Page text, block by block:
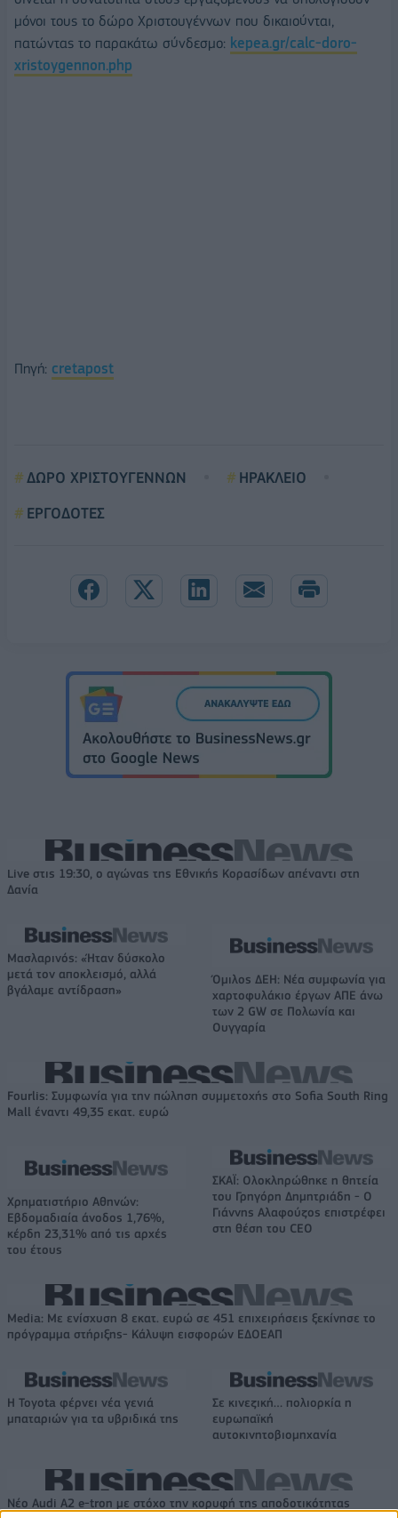
μόνοι τους το δώρο Χριστουγέννων που δικαιούνται,
πατώντας το παρακάτω σύνδεσμο: kepea.gr/calc-doro-
xristoygennon.php
Πηγή: cretapost
ΔΩΡΟ ΧΡΙΣΤΟΥΓΕΝΝΩΝ
ΗΡΑΚΛΕΙΟ
ΕΡΓΟΔΟΤΕΣ
Live στις 19:30, ο αγώνας της Εθνικής Κορασίδων απέναντι στη
Δανία
Μασλαρινός: «Ήταν δύσκολο
μετά τον αποκλεισμό, αλλά
βγάλαμε αντίδραση»
Όμιλος ΔΕΗ: Νέα συμφωνία για
χαρτοφυλάκιο έργων ΑΠΕ άνω
των 2 GW σε Πολωνία και
Ουγγαρία
Fourlis: Συμφωνία για την πώληση συμμετοχής στο Sofia South Ring
Mall έναντι 49,35 εκατ. ευρώ
Χρηματιστήριο Αθηνών:
Εβδομαδιαία άνοδος 1,76%,
κέρδη 23,31% από τις αρχές
του έτους
ΣΚΑΪ: Ολοκληρώθηκε η θητεία
του Γρηγόρη Δημητριάδη - Ο
Γιάννης Αλαφούζος επιστρέφει
στη θέση του CEO
Media: Με ενίσχυση 8 εκατ. ευρώ σε 451 επιχειρήσεις ξεκίνησε το
πρόγραμμα στήριξης- Κάλυψη εισφορών ΕΔΟΕΑΠ
Η Toyota φέρνει νέα γενιά
μπαταριών για τα υβριδικά της
Σε κινεζική… πολιορκία η
ευρωπαϊκή
αυτοκινητοβιομηχανία
Νέο Audi A2 e-tron με στόχο την κορυφή της αποδοτικότητας